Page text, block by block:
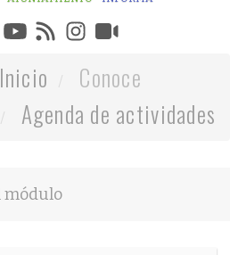
Inicio
Conoce
Agenda de actividades